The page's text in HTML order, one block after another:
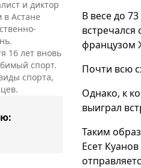
и диктор
в Астане
16 лет вновь
спорт.
спорта,
В весе до
французом
Почти всю
Однако, к
выиграл
Таким
Есет